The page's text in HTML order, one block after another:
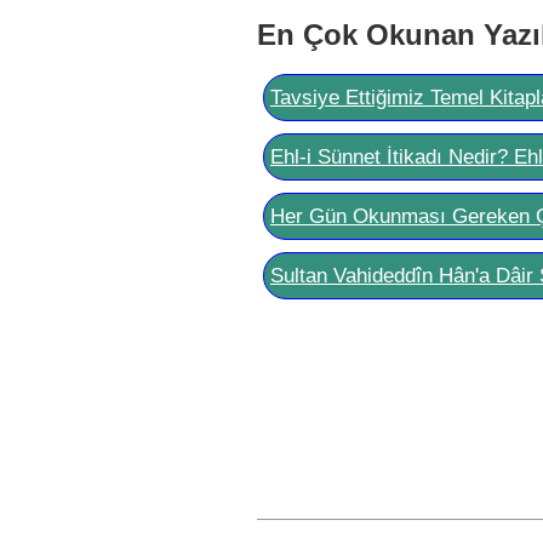
En Çok Okunan
Tavsiye Ettiğimiz Temel
Ehl-i Sünnet İtikadı Nedir?
Her Gün Okunması Gereken
Sultan Vahideddîn Hân'a Dâir